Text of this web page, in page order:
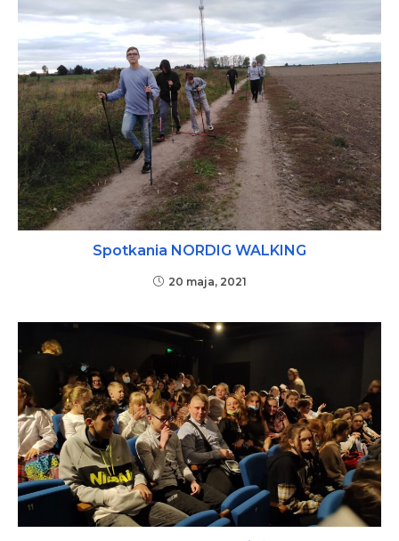
Spotkania NORDIG WALKING
20 maja, 2021